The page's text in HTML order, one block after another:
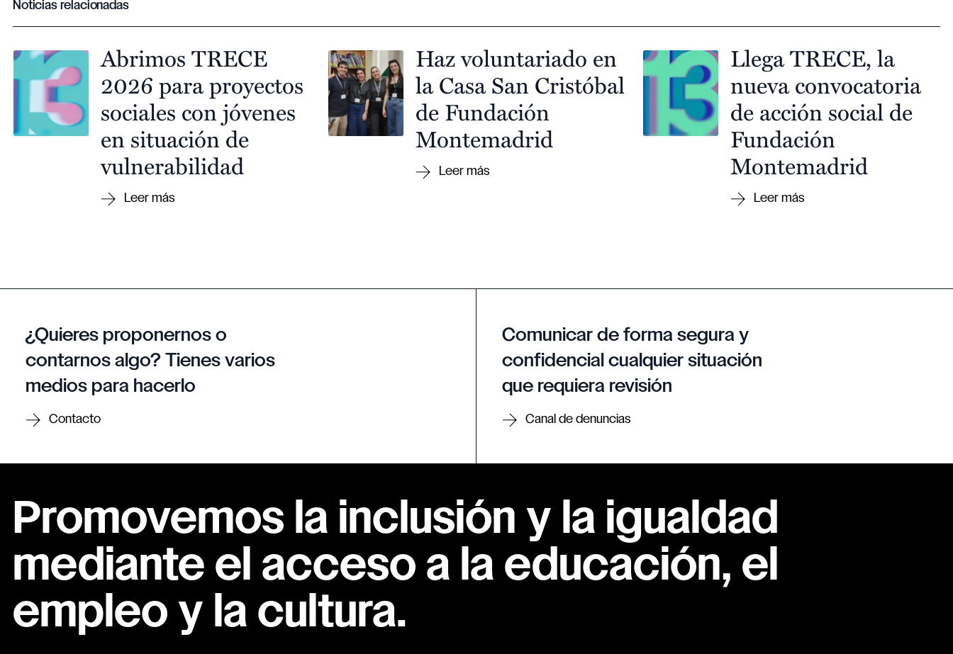
Noticias relacionadas
Abrimos TRECE
2026 para proyectos
sociales con jóvenes
en situación de
vulnerabilidad
Haz voluntariado en
la Casa San Cristóbal
de Fundación
Montemadrid
Llega TRECE, la
nueva convocatoria
de acción social de
Fundación
Montemadrid
¿Quieres proponernos o
contarnos algo? Tienes varios
medios para hacerlo
Contacto
Comunicar de forma segura y
confidencial cualquier situación
que requiera revisión
Canal de denuncias
Promovemos la inclusión y la igualdad
mediante el acceso a la educación, el
empleo y la cultura.